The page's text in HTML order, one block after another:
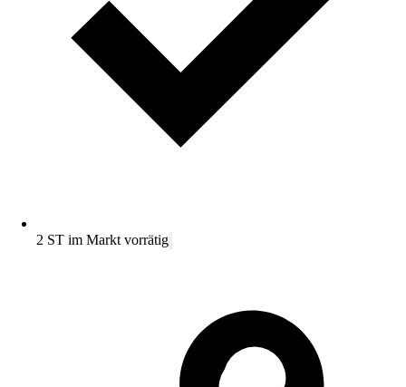
2 ST im Markt vorrätig